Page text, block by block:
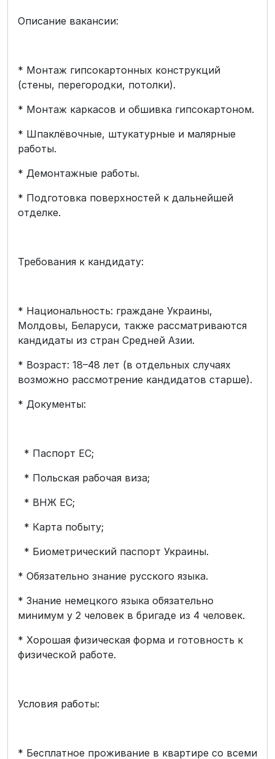
Описание вакансии:
* Монтаж гипсокартонных конструкций
(стены, перегородки, потолки).
* Монтаж каркасов и обшивка гипсокартоном.
* Шпаклёвочные, штукатурные и малярные
работы.
* Демонтажные работы.
* Подготовка поверхностей к дальнейшей
отделке.
Требования к кандидату:
* Национальность: граждане Украины,
Молдовы, Беларуси, также рассматриваются
кандидаты из стран Средней Азии.
* Возраст: 18–48 лет (в отдельных случаях
возможно рассмотрение кандидатов старше).
* Документы:
* Паспорт ЕС;
* Польская рабочая виза;
* ВНЖ ЕС;
* Карта побыту;
* Биометрический паспорт Украины.
* Обязательно знание русского языка.
* Знание немецкого языка обязательно
минимум у 2 человек в бригаде из 4 человек.
* Хорошая физическая форма и готовность к
физической работе.
Условия работы:
* Бесплатное проживание в квартире со всеми